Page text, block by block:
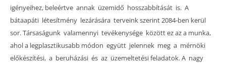
igényeihez, beleértve annak üzemidő hosszabbítását is. A
bátaapáti létesítmény lezárására terveink szerint 2084-ben kerül
sor. Társaságunk valamennyi tevékenysége között ez az a munka,
ahol a legplasztikusabb módon együtt jelennek meg a mérnöki
előkészítési, a beruházási és az üzemeltetési feladatok. A nagy